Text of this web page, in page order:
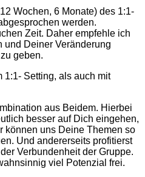
Wochen, 6 Monate) des 1:1-
werden.
Zeit. Daher empfehle ich
und Deiner Veränderung
geben.
1:1- Setting, als auch mit
aus Beidem. Hierbei
besser auf Dich eingehen,
können uns Deine Themen so
Und andererseits profitierst
Verbundenheit der Gruppe.
viel Potenzial frei.